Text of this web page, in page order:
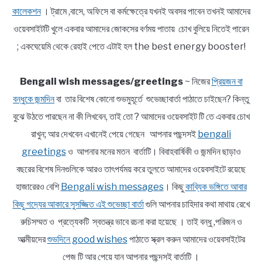
কালেকশন। ট্রামে ,বাসে, অফিসে বা কর্মক্ষেত্রে যখনই অবসর পাবেন তখনই আমাদের
ওয়েবসাইটটি খুলে একবার আমাদের জোকসের বর্ণময় পাতায় চোখ বুলিয়ে নিতেই পারেন
; একঘেয়েমি থেকে রেহাই পেতে এটাই হল the best energy booster!
Bengali wish messages/greetings~ নিজেরপ্রিয়জন বা
বন্ধুকে জন্মদিনবা তার বিশেষ কোনো শুভমুহূর্তে শুভেচ্ছাবার্তা পাঠাতে চাইছেন? কিন্তু
বুঝে উঠতে পারছেন না কী লিখবেন, তাই তো ? আমাদের ওয়েবসাইট টি তে একবার চোখ
রাখুন; আর দেখবেন এখানেই পেয়ে গেছেন আপনার পছন্দসই bengali
greetingsও আপনার মনের মতন বার্তাটি। বিবাহবার্ষিকী ও জন্মদিন ছাড়াও
বছরের বিশেষ দিনগুলিকে আরও তাৎপর্যময় করে তুলতে আমাদের ওয়েবসাইটে রয়েছে
হাজারেরও বেশিBengali wish messages। কিছুকাব্যিক ভঙ্গিতে আবার
কিছু গদ্যের আকারে সুসজ্জিত এই শুভেচ্ছা বার্তাগুলি আপনার চাহিদার কথা মাথায় রেখে
রুচিসম্মত ও প্রত্যেকটি স্বতন্ত্র ভাবে রচনা করা হয়েছে । তাই বন্ধু ,পরিজন ও
আত্মীয়দেরশুভদিনে good wishesপাঠাতে স্ক্রল করুন আমাদের ওয়েবসাইটের
পেজ টি আর পেয়ে যান আপনার পছন্দসই বার্তাটি ।